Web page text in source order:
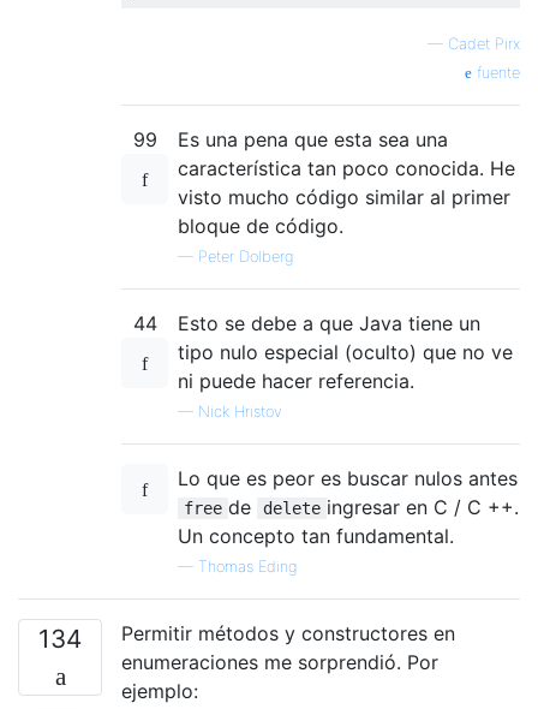
— Cadet Pirx
fuente
99
Es una pena que esta sea una
característica tan poco conocida. He
visto mucho código similar al primer
bloque de código.
— Peter Dolberg
44
Esto se debe a que Java tiene un
tipo nulo especial (oculto) que no ve
ni puede hacer referencia.
— Nick Hristov
Lo que es peor es buscar nulos antes
free de delete ingresar en C / C ++.
Un concepto tan fundamental.
— Thomas Eding
134
Permitir métodos y constructores en
enumeraciones me sorprendió. Por
ejemplo: